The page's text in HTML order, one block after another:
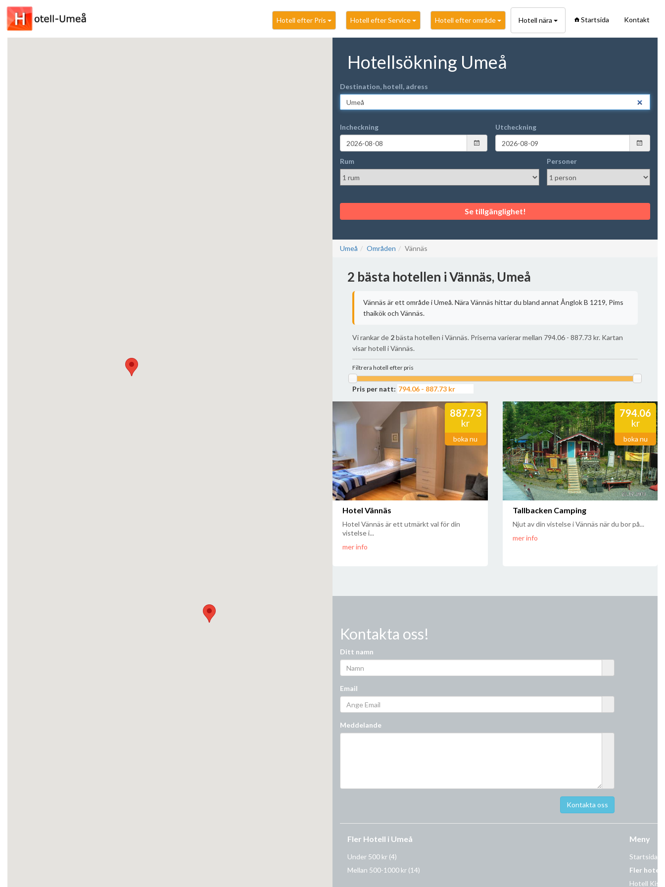
Hotell efter Pris Hotell efter Service Hotell efter område Hotell nära Startsida Kontakt
Hotellsökning Umeå
Destination, hotell, adress
Incheckning Utcheckning
Rum Personer
Se tillgänglighet!
Umeå Områden Vännäs
2 bästa hotellen i Vännäs, Umeå
Vännäs är ett område i Umeå. Nära Vännäs hittar du bland annat Ånglok B 1219, Pims
thaikök och Vännäs.
Vi rankar de 2bästa hotellen i Vännäs. Priserna varierar mellan 794.06 - 887.73 kr. Kartan
visar hotell i Vännäs.
Filtrera hotell efter pris
Pris per natt:
887.73
kr
boka nu
Hotel Vännäs
Hotel Vännäs är ett utmärkt val för din
vistelse i...
mer info
794.06
kr
boka nu
Tallbacken Camping
Njut av din vistelse i Vännäs när du bor på...
mer info
Kontakta oss!
Ditt namn
Email
Meddelande
Fler Hotell i Umeå
Under 500 kr (4)
Mellan 500-1000 kr (14)
Meny
Startsida
Fler hotell
Hotell